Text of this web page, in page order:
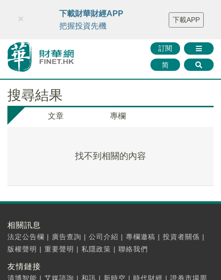
財華智庫網 FINTV FINMETA 財華證券 媒體矩陣
智庫沙龍
聯絡我們
訂閱
简
×
下載財華財經APP
把握投資先機
下載APP
搜尋結果
文章 專欄
找不到相關的內容
相關訊息
法定公告欄 | 廣告查詢 | 公司介紹 | 專欄邀稿 | 投資者關係 |
版權聲明 | 重要聲明 | 私隱政策 | 聯絡我們
友情鏈接
清博智能 | 艾媒諮詢 | 和訊 | 新時空 | 時代財經 | 證券市場周